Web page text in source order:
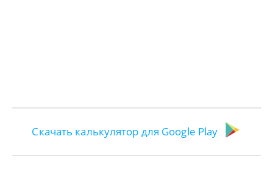
Скачать калькулятор для Google Play